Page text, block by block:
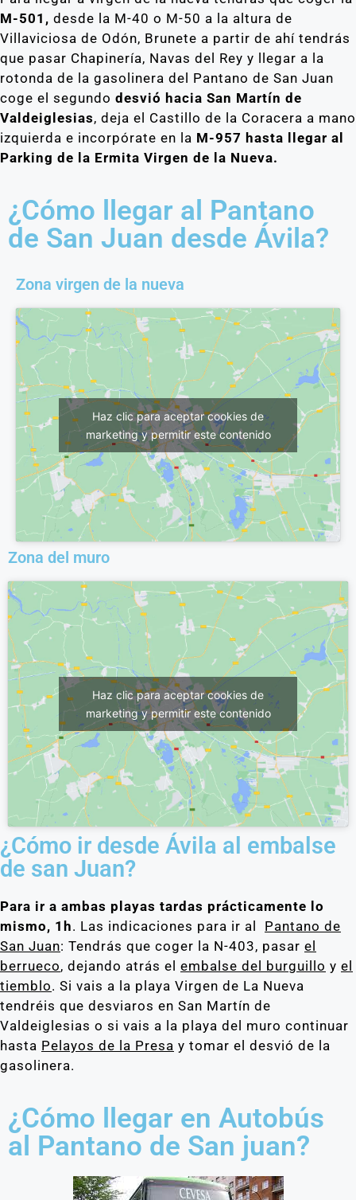
M-501, desde la M-40 o M-50 a la altura de
Villaviciosa de Odón, Brunete a partir de ahí tendrás
que pasar Chapinería, Navas del Rey y llegar a la
rotonda de la gasolinera del Pantano de San Juan
coge el segundo desvió hacia San Martín de
Valdeiglesias, deja el Castillo de la Coracera a mano
izquierda e incorpórate en la M-957 hasta llegar al
Parking de la Ermita Virgen de la Nueva.
¿Cómo llegar al Pantano
de San Juan desde Ávila?
Zona virgen de la nueva
Haz clic para aceptar cookies de
marketing y permitir este contenido
Zona del muro
Haz clic para aceptar cookies de
marketing y permitir este contenido
¿Cómo ir desde Ávila al embalse
de san Juan?
Para ir a ambas playas tardas prácticamente lo
mismo, 1h. Las indicaciones para ir al Pantano de
San Juan: Tendrás que coger la N-403, pasar el
berrueco, dejando atrás el embalse del burguillo y el
tiemblo. Si vais a la playa Virgen de La Nueva
tendréis que desviaros en San Martín de
Valdeiglesias o si vais a la playa del muro continuar
hasta Pelayos de la Presa y tomar el desvió de la
gasolinera.
¿Cómo llegar en Autobús
al Pantano de San juan?